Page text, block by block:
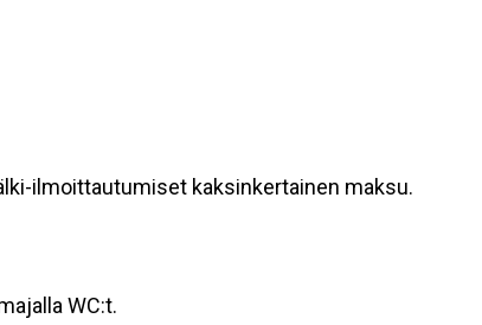
ilmoittautumiset kaksinkertainen maksu.
WC:t.